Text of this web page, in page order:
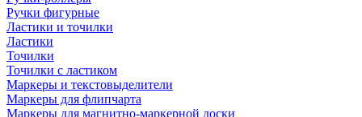
Ручки фигурные
Ластики и точилки
Ластики
Точилки
Точилки с ластиком
Маркеры и текстовыделители
Маркеры для флипчарта
Маркеры для магнитно-маркерной доски